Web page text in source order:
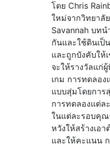
โดย Chris
ใหม่จากวิทยาลั
Savannah บทน
กันและใช้ดินเป็
และถูกบังคับให้
จะให้รางวัลแก่
เกม การทดลอ
แบบสุ่มโดยการ
การทดลองแต่ล
ในแต่ละรอบคุ
หวังให้สร้างเอ
และให้คะแนน